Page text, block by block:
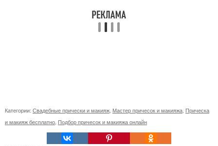
Категории: Свадебные прически и макияж Мастер причесок и макияжа Прическа
и макияж бесплатно Подбор причесок и макияжа онлайн